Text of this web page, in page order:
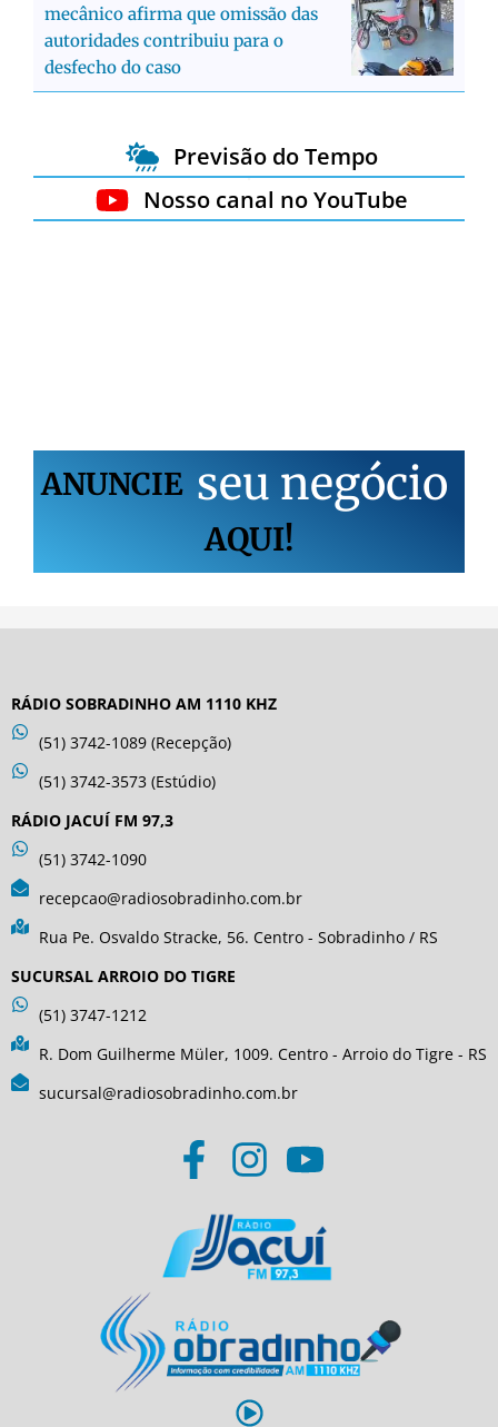
mecânico afirma que omissão das
autoridades contribuiu para o
desfecho do caso
Previsão do Tempo
Nosso canal no YouTube
ANUNCIE seu negócio
AQUI!
RÁDIO SOBRADINHO AM 1110 KHZ
(51) 3742-1089 (Recepção)
(51) 3742-3573 (Estúdio)
RÁDIO JACUÍ FM 97,3
(51) 3742-1090
recepcao@radiosobradinho.com.br
Rua Pe. Osvaldo Stracke, 56. Centro - Sobradinho / RS
SUCURSAL ARROIO DO TIGRE
(51) 3747-1212
R. Dom Guilherme Müler, 1009. Centro - Arroio do Tigre - RS
sucursal@radiosobradinho.com.br